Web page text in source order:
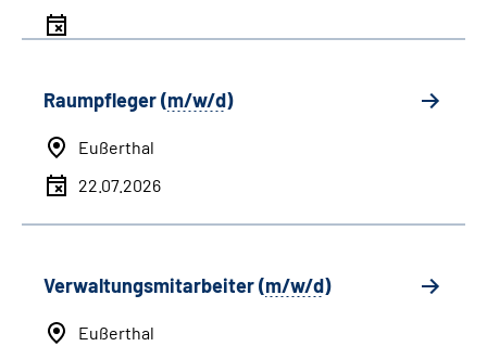
Raumpfleger (m/w/d)
Eußerthal
22.07.2026
Verwaltungsmitarbeiter (m/w/d)
Eußerthal